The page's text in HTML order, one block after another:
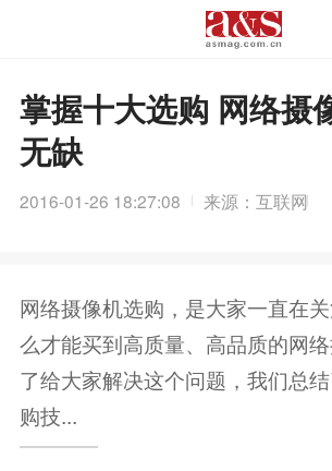
掌握十大选购 网络摄
无缺
2016-01-26 18:27:08 来源：互联网
网络摄像机选购，是大家一直在
么才能买到高质量、高品质的网
了给大家解决这个问题，我们总
购技...